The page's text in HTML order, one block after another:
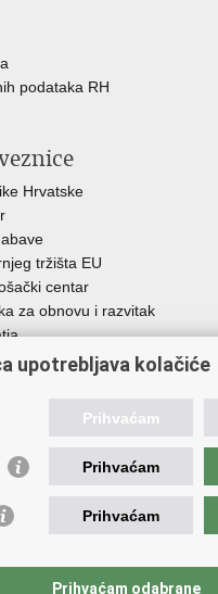
podataka RH
Hrvatske
tržišta EU
centar
za obnovu i razvitak
za obnovu i razvoj
za financiranje i ugovaranje
i javne ustanove u
za malo gospodarstvo,
upotrebljava kolačiće
Prihvaćam
Prihvaćam
Prihvaćam
Prihvaćam odabrane